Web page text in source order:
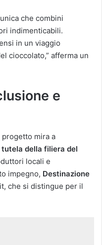
che combini
indimenticabili.
in un viaggio
cioccolato,” afferma un
e
progetto mira a
tutela della filiera del
locali e
impegno, Destinazione
che si distingue per il